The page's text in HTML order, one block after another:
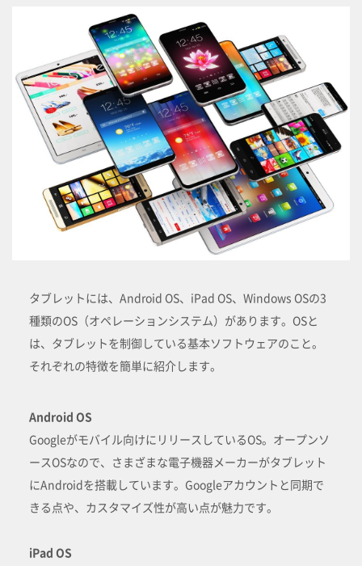
タブレットには、Android OS、iPad OS、Windows OSの3
種類のOS（オペレーションシステム）があります。OSと
は、タブレットを制御している基本ソフトウェアのこと。
それぞれの特徴を簡単に紹介します。
Android OS
Googleがモバイル向けにリリースしているOS。オープンソ
ースOSなので、さまざまな電子機器メーカーがタブレット
にAndroidを搭載しています。Googleアカウントと同期で
きる点や、カスタマイズ性が高い点が魅力です。
iPad OS